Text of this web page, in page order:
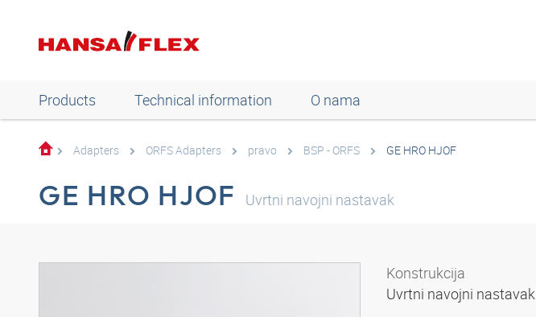
Products Technical information O nama
Adapters ORFS Adapters pravo BSP - ORFS GE HRO HJOF
GE HRO HJOF Uvrtni navojni nastavak
Konstrukcija
Uvrtni navojni nastavak